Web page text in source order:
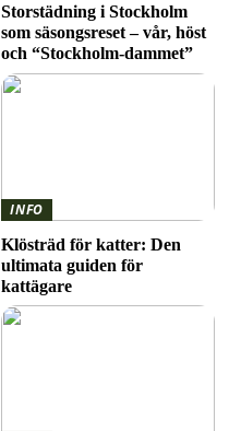
Storstädning i Stockholm
som säsongsreset – vår, höst
och “Stockholm-dammet”
INFO
Klösträd för katter: Den
ultimata guiden för
kattägare